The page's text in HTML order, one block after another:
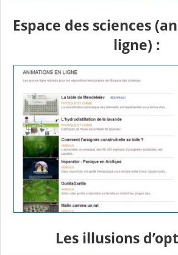
Espace des sciences
ligne) :
Les illusions